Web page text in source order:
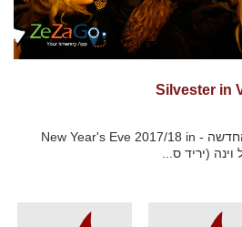
חוגגים את השנה האזרחית החדשה - New Year's Eve 2017/18 in